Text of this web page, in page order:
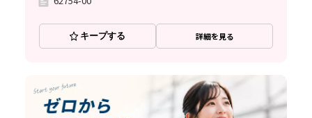
キープする 詳細を見る